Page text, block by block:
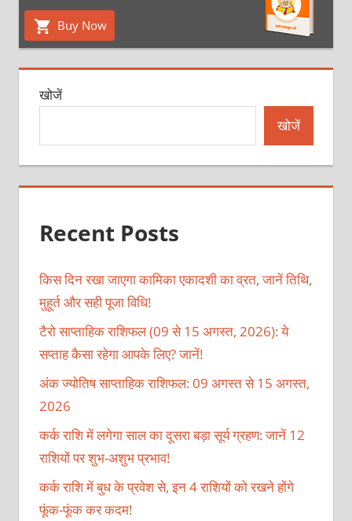
Buy Now
खोजें
खोजें
Recent Posts
किस दिन रखा जाएगा कामिका एकादशी का व्रत, जानें तिथि,
मुहूर्त और सही पूजा विधि!
टैरो साप्ताहिक राशिफल (09 से 15 अगस्त, 2026): ये
सप्ताह कैसा रहेगा आपके लिए? जानें!
अंक ज्योतिष साप्ताहिक राशिफल: 09 अगस्त से 15 अगस्त,
2026
कर्क राशि में लगेगा साल का दूसरा बड़ा सूर्य ग्रहण: जानें 12
राशियों पर शुभ-अशुभ प्रभाव!
कर्क राशि में बुध के प्रवेश से, इन 4 राशियों को रखने होंगे
फूंक-फूंक कर कदम!